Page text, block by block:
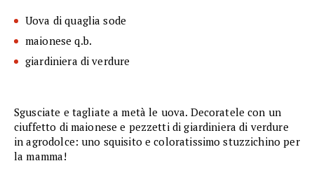
Uova di quaglia sode
maionese q.b.
giardiniera di verdure
Sgusciate e tagliate a metà le uova. Decoratele con un
ciuffetto di maionese e pezzetti di giardiniera di verdure
in agrodolce: uno squisito e coloratissimo stuzzichino per
la mamma!